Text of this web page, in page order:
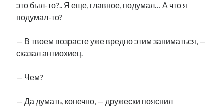
это был-то?.. Я еще, главное, подумал… А что я
подумал-то?
— В твоем возрасте уже вредно этим заниматься, —
сказал антиохиец.
— Чем?
— Да думать, конечно, — дружески пояснил